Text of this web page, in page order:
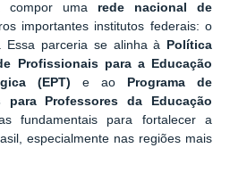
compor uma rede nacional de
importantes institutos federais: o
Essa parceria se alinha à
Política
Profissionais para a Educação
(EPT) e ao
Programa de
para Professores da Educação
fundamentais para fortalecer a
especialmente nas regiões mais